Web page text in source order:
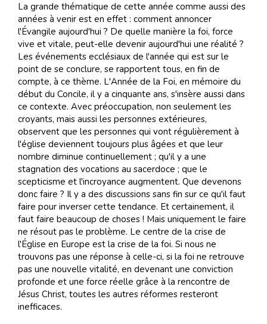
La grande thématique de cette année comme aussi des
années à venir est en effet : comment annoncer
l'Évangile aujourd'hui ? De quelle manière la foi, force
vive et vitale, peut-elle devenir aujourd'hui une réalité ?
Les événements ecclésiaux de l'année qui est sur le
point de se conclure, se rapportent tous, en fin de
compte, à ce thème. L'Année de la Foi, en mémoire du
début du Concile, il y a cinquante ans, s'insère aussi dans
ce contexte. Avec préoccupation, non seulement les
croyants, mais aussi les personnes extérieures,
observent que les personnes qui vont régulièrement à
l'église deviennent toujours plus âgées et que leur
nombre diminue continuellement ; qu'il y a une
stagnation des vocations au sacerdoce ; que le
scepticisme et l'incroyance augmentent. Que devenons
donc faire ? Il y a des discussions sans fin sur ce qu'il faut
faire pour inverser cette tendance. Et certainement, il
faut faire beaucoup de choses ! Mais uniquement le faire
ne résout pas le problème. Le centre de la crise de
l'Église en Europe est la crise de la foi. Si nous ne
trouvons pas une réponse à celle-ci, si la foi ne retrouve
pas une nouvelle vitalité, en devenant une conviction
profonde et une force réelle grâce à la rencontre de
Jésus Christ, toutes les autres réformes resteront
inefficaces.